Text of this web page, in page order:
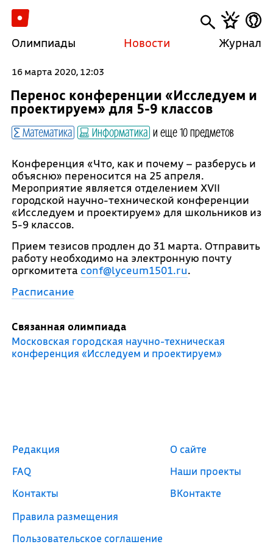
Олимпиады Новости Журнал
16 марта 2020, 12:03
Перенос конференции «Исследуем и
проектируем» для 5-9 классов
Математика Информатика и еще 10 предметов
Конференция «Что, как и почему – разберусь и
объясню» переносится на 25 апреля.
Мероприятие является отделением XVII
городской научно-технической конференции
«Исследуем и проектируем» для школьников из
5-9 классов.
Прием тезисов продлен до 31 марта. Отправить
работу необходимо на электронную почту
оргкомитета conf@lyceum1501.ru.
Расписание
Связанная олимпиада
Московская городская научно-техническая
конференция «Исследуем и проектируем»
Редакция
FAQ
Контакты
Правила размещения
Пользовательское соглашение
О сайте
Наши проекты
ВКонтакте